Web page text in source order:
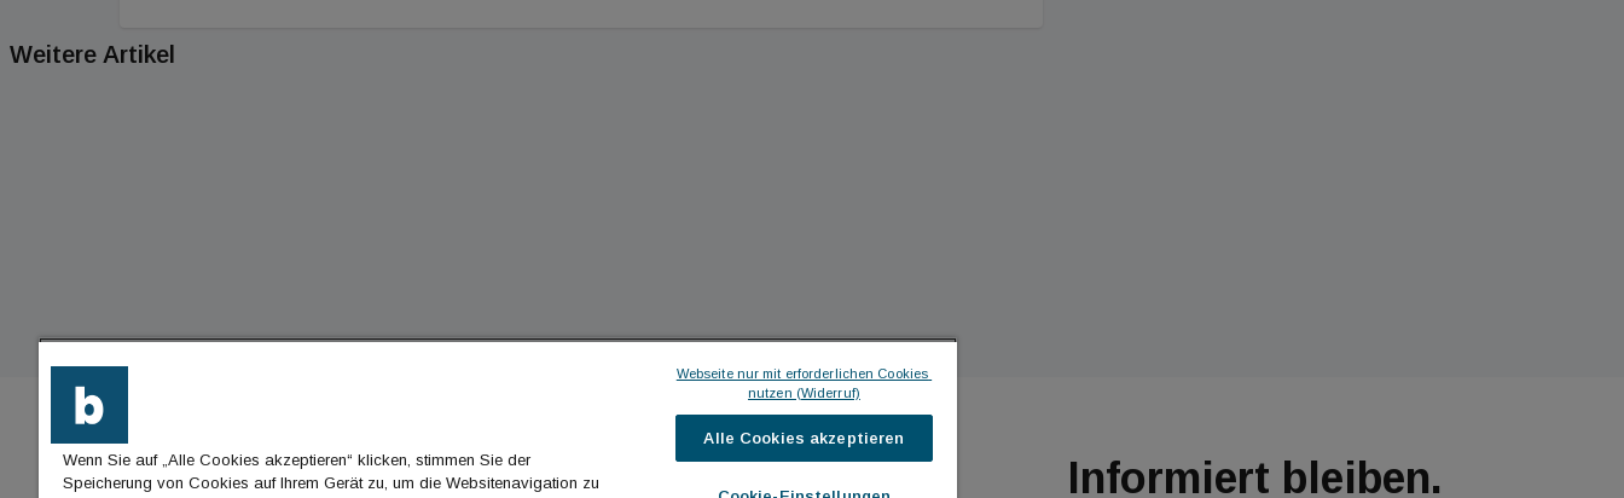
Weitere Artikel
BUILDINGTIMES ICH MÖCHTE ... Informiert bleiben.
Wenn Sie auf „Alle Cookies akzeptieren“ klicken, stimmen Sie der
Speicherung von Cookies auf Ihrem Gerät zu, um die Websitenavigation zu
Webseite nur mit erforderlichen Cookies
nutzen (Widerruf)
Alle Cookies akzeptieren